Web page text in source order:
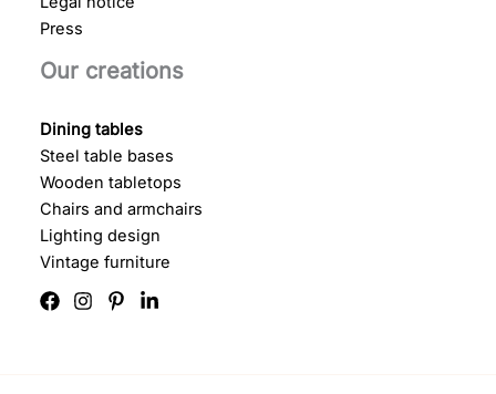
Press
Our creations
Dining tables
Steel table bases
Wooden tabletops
Chairs and armchairs
Lighting design
Vintage furniture